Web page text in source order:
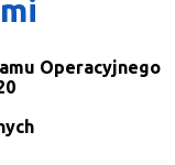
Operacyjnego